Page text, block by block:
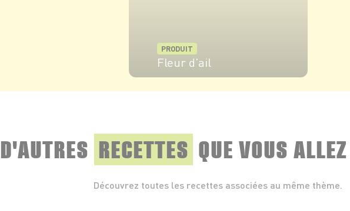
PRODUIT
Fleur d'ail
D'AUTRES RECETTES QUE VOUS
Découvrez toutes les recettes associées au même thème.